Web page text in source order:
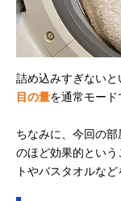
詰め込みすぎないと
目の量を通常モード
ちなみに、今回の
のほど効果的とい
トやバスタオルな